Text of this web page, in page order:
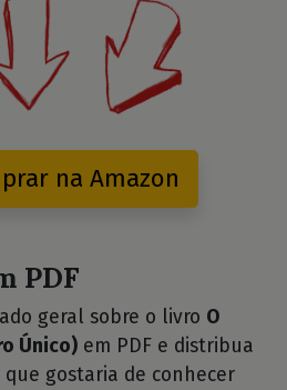
na Amazon
PDF
geral sobre o livro O
Único) em PDF e distribua
gostaria de conhecer